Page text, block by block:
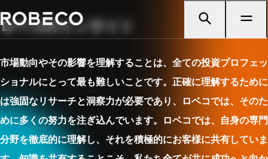
ロベコのインサイト
市場動向やその影響を理解することは、全ての投資プロフェッ
ショナルにとって最も難しいことです。正確に理解するために
は強固なリサーチと洞察力が必要であり、ロベコでは、そのた
めに多くの努力を注ぎ込んでいます。ロベコでは、自身の専門
分野を徹底的に理解し、それを積極的にお客様に共有していま